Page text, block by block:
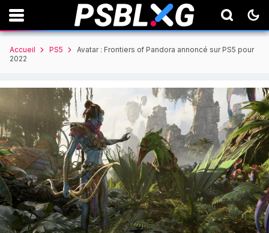
Accueil PS5
Avatar : Frontiers of Pandora annoncé sur PS5 pour
2022